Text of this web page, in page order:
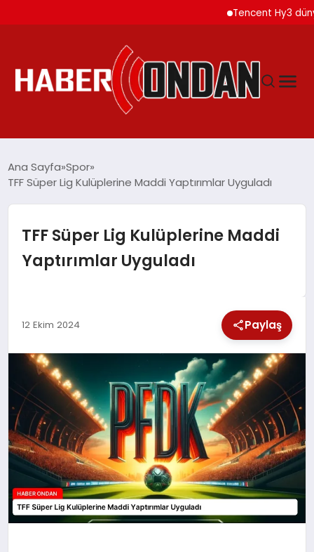
Tencent Hy3 dünya
DÜNYA
SPOR
TEKNOLOJI
YAŞAM
Ana Sayfa Spor
TFF Süper Lig Kulüplerine Maddi Yaptırımlar Uyguladı
TFF Süper Lig Kulüplerine Maddi
Yaptırımlar Uyguladı
12 Ekim 2024 Paylaş